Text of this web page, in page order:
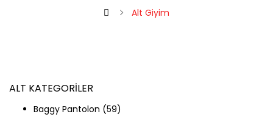
Alt Giyim
ALT KATEGORILER
Baggy Pantolon (59)